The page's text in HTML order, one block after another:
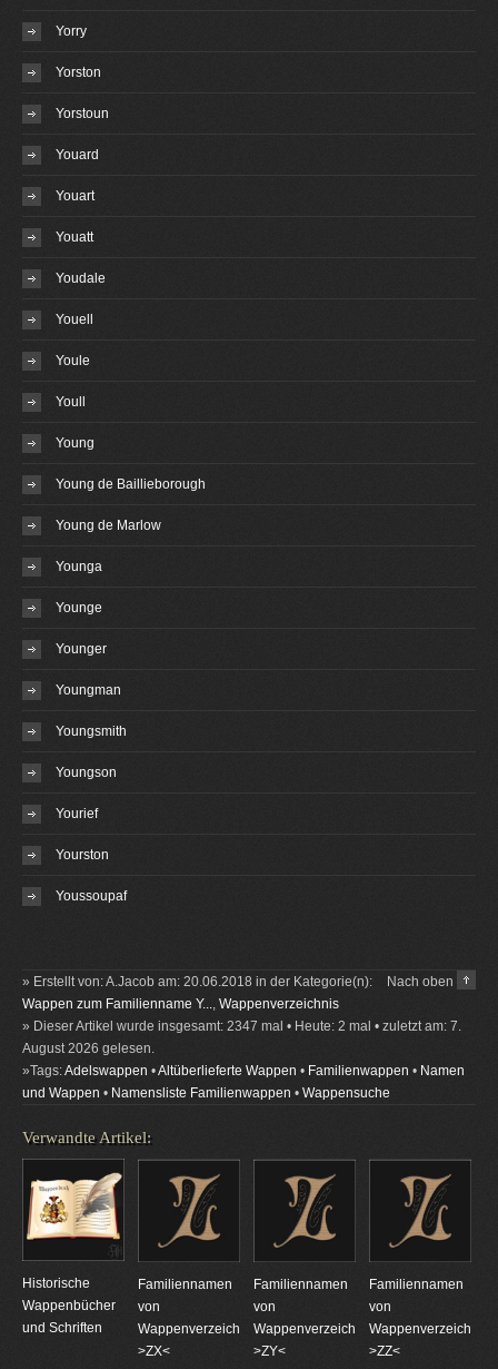
Yorry
Yorston
Yorstoun
Youard
Youart
Youatt
Youdale
Youell
Youle
Youll
Young
Young de Baillieborough
Young de Marlow
Younga
Younge
Younger
Youngman
Youngsmith
Youngson
Yourief
Yourston
Youssoupaf
Nach oben
» Erstellt von: A.Jacob am: 20.06.2018 in der Kategorie(n):
Wappen zum Familienname Y..., Wappenverzeichnis
» Dieser Artikel wurde insgesamt: 2347 mal • Heute: 2 mal • zuletzt am: 7.
August 2026 gelesen.
»Tags:Adelswappen •Altüberlieferte Wappen • Familienwappen • Namen
und Wappen • Namensliste Familienwappen • Wappensuche
Verwandte Artikel:
Historische
Wappenbücher
und Schriften
Familiennamen
von
Wappenverzeichnungen
>ZX<
Familiennamen
von
Wappenverzeichnungen
>ZY<
Familiennamen
von
>ZZ<